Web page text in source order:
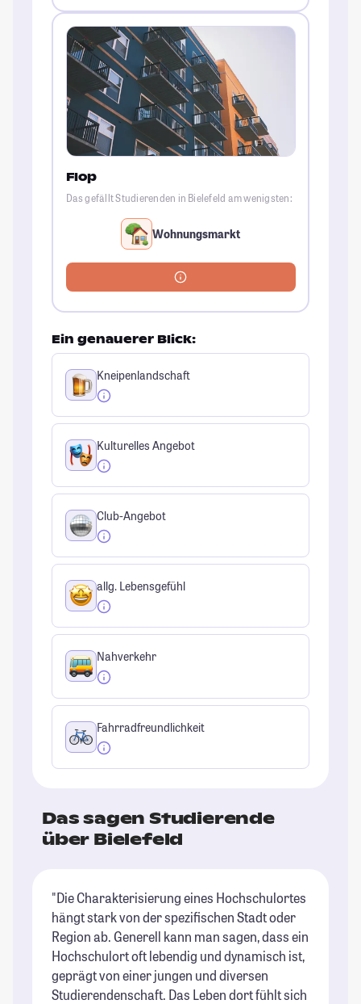
Flop
Das gefällt Studierenden in Bielefeld am wenigsten:
Wohnungsmarkt
Ein genauerer Blick:
Kneipenlandschaft
Kulturelles Angebot
Club-Angebot
allg. Lebensgefühl
Nahverkehr
Fahrradfreundlichkeit
Das sagen Studierende
über Bielefeld
"Die Charakterisierung eines Hochschulortes
hängt stark von der spezifischen Stadt oder
Region ab. Generell kann man sagen, dass ein
Hochschulort oft lebendig und dynamisch ist,
geprägt von einer jungen und diversen
Studierendenschaft. Das Leben dort fühlt sich